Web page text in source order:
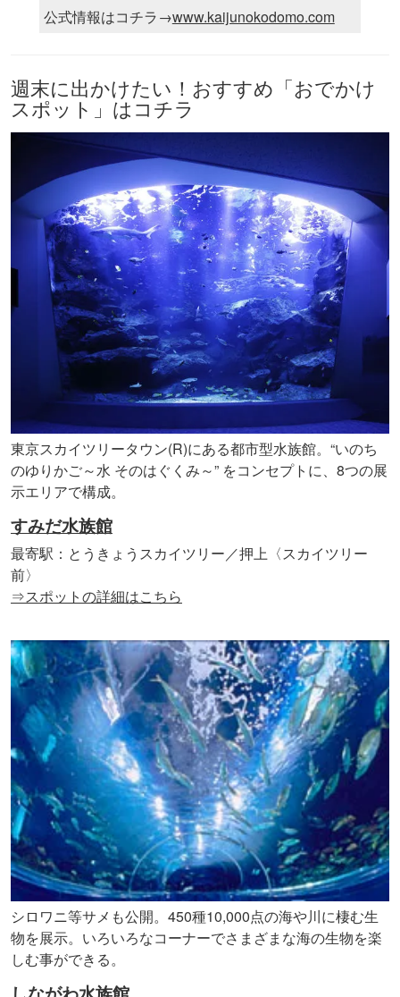
公式情報はコチラ→www.kaijunokodomo.com
週末に出かけたい！おすすめ「おでかけ
スポット」はコチラ
東京スカイツリータウン(R)にある都市型水族館。“いのち
のゆりかご～水 そのはぐくみ～” をコンセプトに、8つの展
示エリアで構成。
すみだ水族館
最寄駅：とうきょうスカイツリー／押上〈スカイツリー
前〉
⇒スポットの詳細はこちら
シロワニ等サメも公開。450種10,000点の海や川に棲む生
物を展示。いろいろなコーナーでさまざまな海の生物を楽
しむ事ができる。